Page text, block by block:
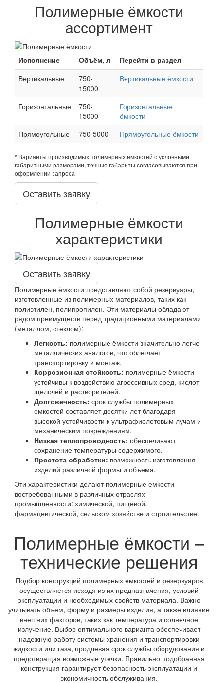
Полимерные ёмкости
ассортимент
Исполнение Объём, л
Перейти в раздел
Вертикальные
750-
15000
Вертикальные ёмкости
Горизонтальные
750-
15000
Горизонтальные
ёмкости
Прямоугольные
750-5000 Прямоугольные ёмкости
* Варианты производимых полимерных ёмкостей с условными
габаритными размерами, точные габариты согласовываются при
оформлении запроса
Оставить заявку
Полимерные ёмкости
характеристики
Оставить заявку
Полимерные ёмкости представляют собой резервуары,
изготовленные из полимерных материалов, таких как
полиэтилен, полипропилен. Эти материалы обладают
рядом преимуществ перед традиционными материалами
(металлом, стеклом):
Легкость: полимерные ёмкости значительно легче
металлических аналогов, что облегчает
транспортировку и монтаж.
Коррозионная стойкость: полимерные ёмкости
устойчивы к воздействию агрессивных сред, кислот,
щелочей и растворителей.
Долговечность: срок службы полимерных
емкостей составляет десятки лет благодаря
высокой устойчивости к ультрафиолетовым лучам и
механическим повреждениям.
Низкая теплопроводность: обеспечивают
сохранение температуры содержимого.
Простота обработки: возможность изготовления
изделий различной формы и объема.
Эти характеристики делают полимерные емкости
востребованными в различных отраслях
промышленности: химической, пищевой,
фармацевтической, сельском хозяйстве и строительстве.
Полимерные ёмкости –
технические решения
Подбор конструкций полимерных емкостей и резервуаров
осуществляется исходя из их предназначения, условий
эксплуатации и необходимых свойств материала. Важно
учитывать объем, форму и размеры изделия, а также влияние
внешних факторов, таких как температура и солнечное
излучение. Выбор оптимального варианта обеспечивает
надежную работу системы хранения и транспортировки
жидкости или газа, продлевая срок службы оборудования и
предотвращая возможные утечки. Правильно подобранная
конструкция гарантирует безопасность эксплуатации и
экономичность обслуживания.